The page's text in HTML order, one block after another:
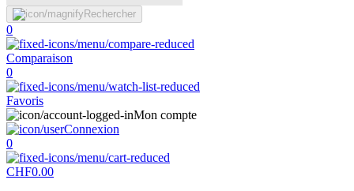
Rechercher
0
Comparaison
0
Favoris
Mon compte
Connexion
0
CHF0.00